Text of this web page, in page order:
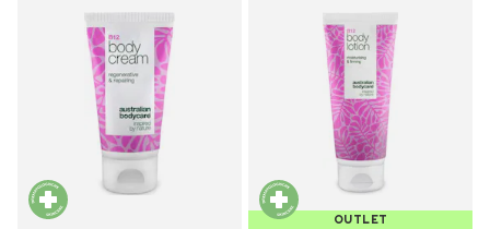
OUTLET